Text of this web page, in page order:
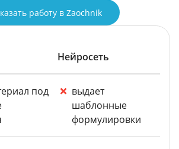
работу в Zaochnik
Нейросеть
под
выдает
шаблонные
формулировки